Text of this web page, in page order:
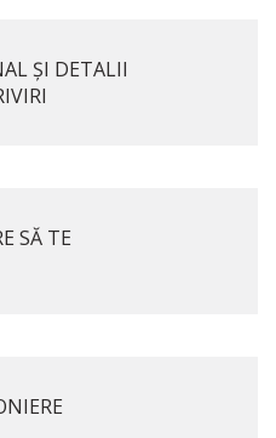
ȘI DETALII
SĂ TE